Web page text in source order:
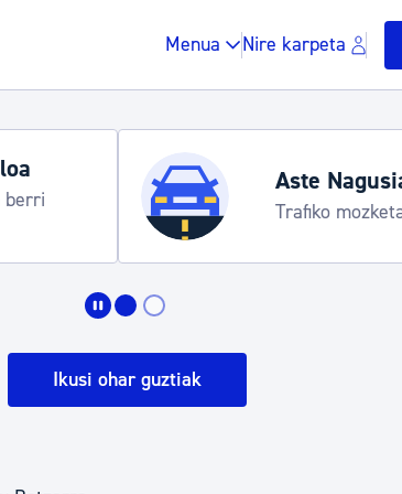
Menua Nire karpeta
Gune publikoa,
berri
Aste
Trafiko
Ikusi ohar guztiak